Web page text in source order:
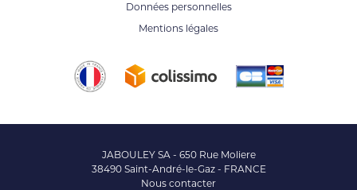
Données personnelles
Mentions légales
JABOULEY SA - 650 Rue Moliere
38490 Saint-André-le-Gaz - FRANCE
Nous contacter